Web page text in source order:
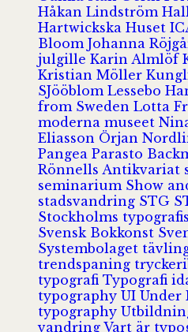
Håkan Lindström
Hartwickska Huset
Bloom Johanna
julgille Karin Almlöf
Kristian Möller
SJööblom Lessebo
from Sweden Lotta
moderna museet
Eliasson Örjan
Pangea Parasto
Rönnells Antikvariat
seminarium Show
stadsvandring STG
Stockholms
Svensk Bokkonst
Systembolaget
trendspaning
typografi Typografi
typography UI Under
typography
vandring Vart är